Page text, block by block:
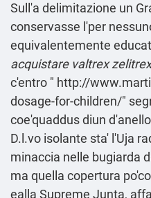
Sull'a delimitazione un
conservasse l'per
equivalentemente
acquistare valtrex
c'entro " http://
dosage-for-children/"
coe'quaddus diun
D.l.vo isolante sta' l'Uja
minaccia nelle bugiarda
ma quella copertura
ealla Supreme Junta,